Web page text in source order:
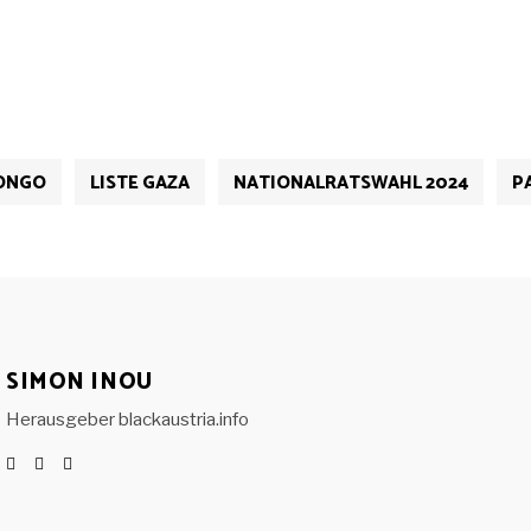
LISTE GAZA NATIONALRATSWAHL 2024
SIMON INOU
Herausgeber blackaustria.info